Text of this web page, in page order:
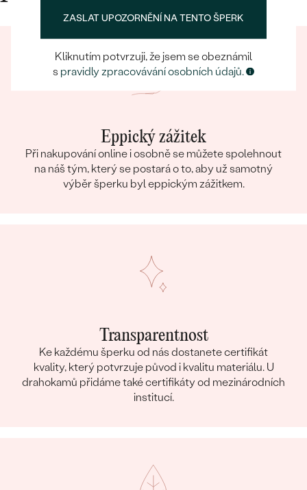
Eppický zážitek
Při nakupování online i osobně se můžete spolehnout
na náš tým, který se postará o to, aby už samotný
výběr šperku byl eppickým zážitkem.
Transparentnost
Ke každému šperku od nás dostanete certifikát
kvality, který potvrzuje původ i kvalitu materiálu. U
drahokamů přidáme také certifikáty od mezinárodních
institucí.
ZASLAT UPOZORNĚNÍ NA TENTO ŠPERK
Kliknutím potvrzuji, že jsem se obeznámil
s pravidly zpracovávání osobních údajů.